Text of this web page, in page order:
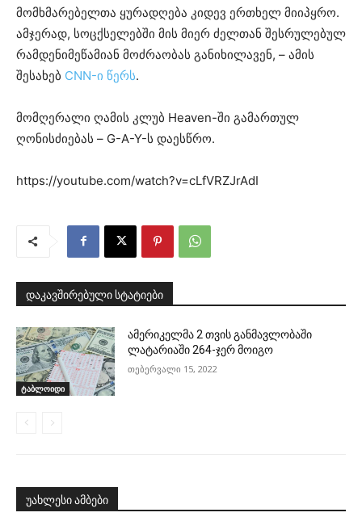
მომხმარებელთა ყურადღება კიდევ ერთხელ მიიპყრო.
ამჯერად, სოცქსელებში მის მიერ ძელთან შესრულებულ
რამდენიმეწამიან მოძრაობას განიხილავენ, – ამის
შესახებ CNN-ი წერს.
მომღერალი ღამის კლუბ Heaven-ში გამართულ
ღონისძიებას – G-A-Y-ს დაესწრო.
https://youtube.com/watch?v=cLfVRZJrAdI
დაკავშირებული სტატიები
ტაბლოიდი
ამერიკელმა 2 თვის განმავლობაში
ლატარიაში 264-ჯერ მოიგო
თებერვალი 15, 2022
უახლესი ამბები